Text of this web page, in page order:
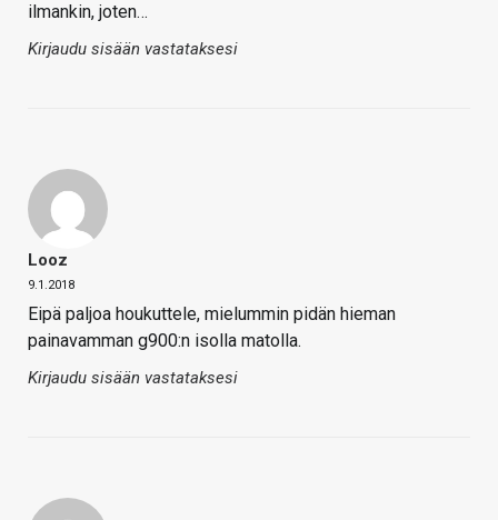
ilmankin, joten…
Kirjaudu sisään vastataksesi
Looz
9.1.2018
Eipä paljoa houkuttele, mielummin pidän hieman
painavamman g900:n isolla matolla.
Kirjaudu sisään vastataksesi